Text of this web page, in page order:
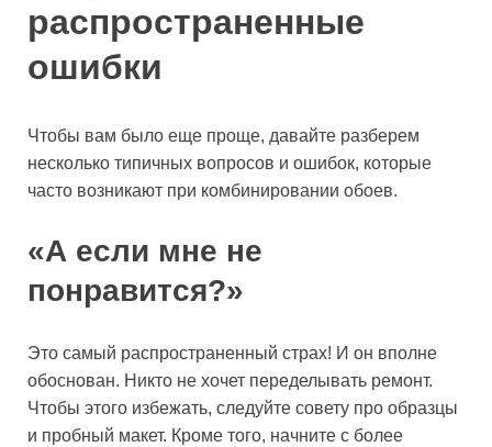
распространенные
ошибки
Чтобы вам было еще проще, давайте разберем
несколько типичных вопросов и ошибок, которые
часто возникают при комбинировании обоев.
«А если мне не
понравится?»
Это самый распространенный страх! И он вполне
обоснован. Никто не хочет переделывать ремонт.
Чтобы этого избежать, следуйте совету про образцы
и пробный макет. Кроме того, начните с более